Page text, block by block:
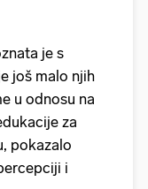
je s
još malo njih
u odnosu na
za
pokazalo
i